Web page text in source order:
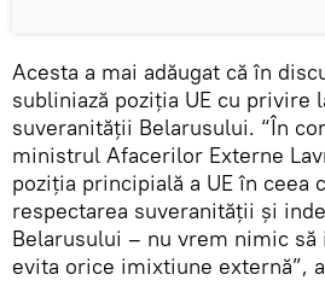
Acesta a mai adăugat că în
subliniază poziția UE cu privire
suveranității Belarusului. “În
ministrul Afacerilor Externe
poziția principială a UE în ceea
respectarea suveranității și
Belarusului – nu vrem nimic
evita orice imixtiune externă”,